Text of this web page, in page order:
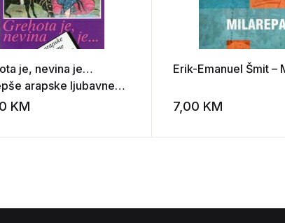
je, nevina je…
arapske ljubavne
KM Add to wishlist
Erik-Emanuel Šmit –
7,00 KM